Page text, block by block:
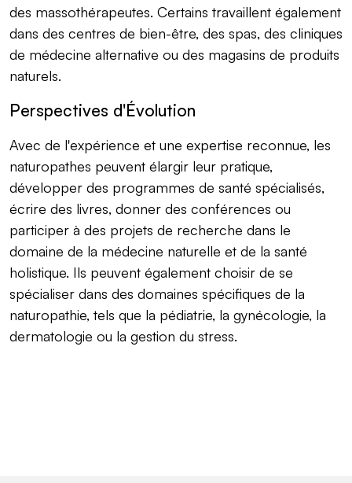
des massothérapeutes. Certains travaillent également
dans des centres de bien-être, des spas, des cliniques
de médecine alternative ou des magasins de produits
naturels.
Perspectives d'Évolution
Avec de l'expérience et une expertise reconnue, les
naturopathes peuvent élargir leur pratique,
développer des programmes de santé spécialisés,
écrire des livres, donner des conférences ou
participer à des projets de recherche dans le
domaine de la médecine naturelle et de la santé
holistique. Ils peuvent également choisir de se
spécialiser dans des domaines spécifiques de la
naturopathie, tels que la pédiatrie, la gynécologie, la
dermatologie ou la gestion du stress.